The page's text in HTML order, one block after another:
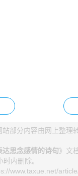
站部分内容由网上整理
达思念感情的诗句》文
内删除。
www.taxue.net/